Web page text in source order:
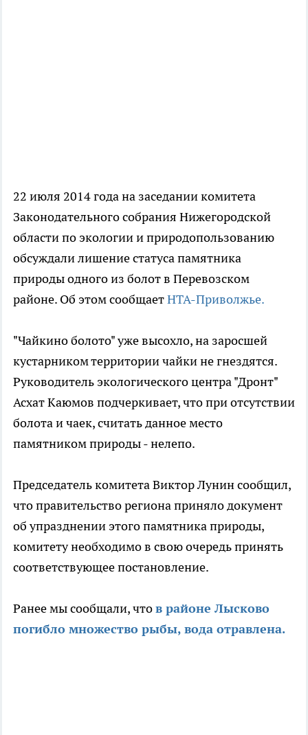
22 июля 2014 года на заседании комитета
Законодательного собрания Нижегородской
области по экологии и природопользованию
обсуждали лишение статуса памятника
природы одного из болот в Перевозском
районе. Об этом сообщаетНТА-Приволжье.
"Чайкино болото" уже высохло, на заросшей
кустарником территории чайки не гнездятся.
Руководитель экологического центра "Дронт"
Асхат Каюмов подчеркивает, что при отсутствии
болота и чаек, считать данное место
памятником природы - нелепо.
Председатель комитета Виктор Лунин сообщил,
что правительство региона приняло документ
об упразднении этого памятника природы,
комитету необходимо в свою очередь принять
соответствующее постановление.
Ранее мы сообщали, чтов районе Лысково
погибло множество рыбы, вода отравлена.